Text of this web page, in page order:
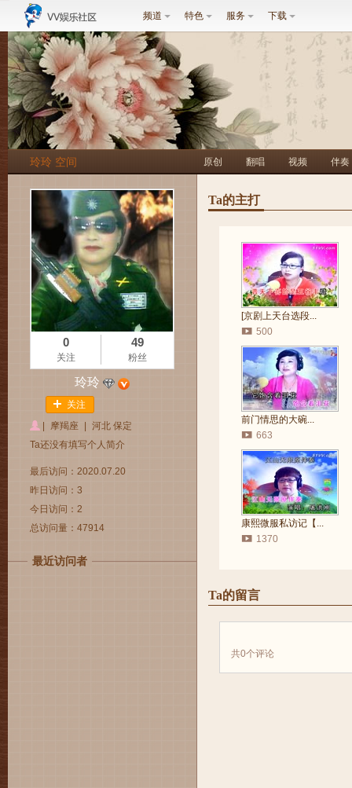
频道 特色 服务 下载
玲玲 空间 原创 翻唱 视频 伴奏
0
关注
49
粉丝
玲玲
关注
摩羯座
河北 保定
Ta还没有填写个人简介
最后访问：2020.07.20
昨日访问：3
今日访问：2
总访问量：47914
最近访问者
Ta的主打
[京剧上天台选段...
500
前门情思的大碗...
663
康熙微服私访记【...
1370
Ta的留言
共0个评论